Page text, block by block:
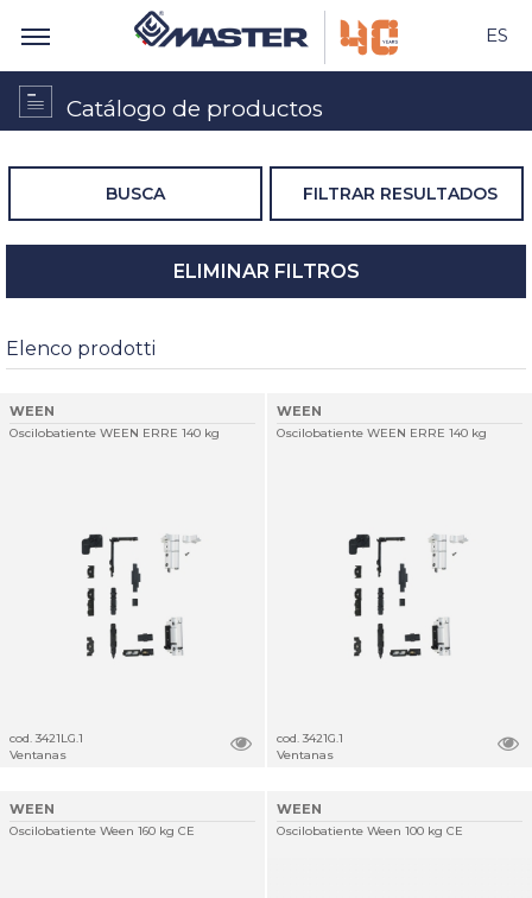
ES
Catálogo de productos
BUSCA FILTRAR RESULTADOS
ELIMINAR FILTROS
Elenco prodotti
WEEN
Oscilobatiente WEEN ERRE 140 kg
cod. 3421LG.1
Ventanas
WEEN
Oscilobatiente WEEN ERRE 140 kg
cod. 3421G.1
Ventanas
WEEN
Oscilobatiente Ween 160 kg CE
WEEN
Oscilobatiente Ween 100 kg CE